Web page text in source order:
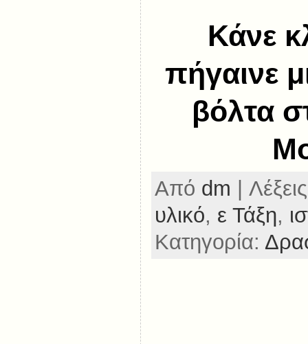
Κάνε
πήγαινε
βόλτα
Από dm |
υλικό, ε Τάξη,
Κατηγορία: